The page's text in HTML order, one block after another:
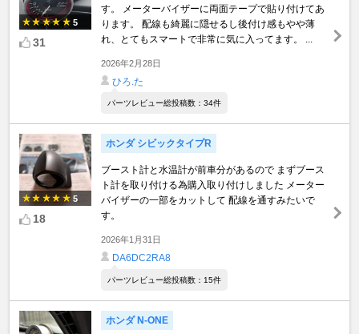
5
31
す。 メーターバイザーに両面テープで貼り付けてあ
ります。 配線も綺麗に隠せるし後付け感もやや薄
れ、とてもスマートで非常に気に入ってます。 ...
2026年2月28日
ひろ.た
パーツレビュー総投稿数：34件
5
18
ホンダ シビックタイプR
ブースト計と水温計が前車分があるので まずブース
ト計を取り付ける為購入取り付けしました メーター
バイザーの一部をカットして 配線を通すみたいで
す。
2026年1月31日
DA6DC2RA8
パーツレビュー総投稿数：15件
ホンダ N-ONE